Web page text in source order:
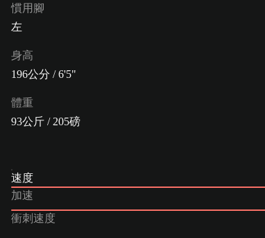
慣用腳
左
身高
196公分 / 6'5"
體重
93公斤 / 205磅
速度
加速
衝刺速度